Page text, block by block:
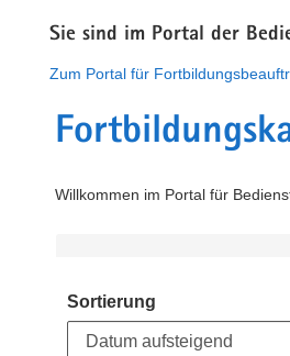
Sie sind im Portal der
Zum Portal für
Willkommen im Portal für
Sortierung